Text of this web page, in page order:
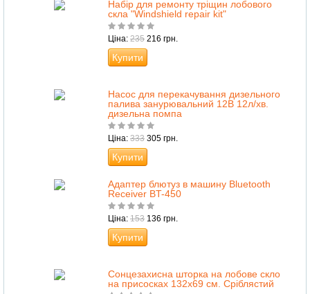
Набір для ремонту тріщин лобового
скла "Windshield repair kit"
Ціна: 235 216 грн.
Купити
Насос для перекачування дизельного
палива занурювальний 12В 12л/хв.
дизельна помпа
Ціна: 333 305 грн.
Купити
Адаптер блютуз в машину Bluetooth
Receiver BT-450
Ціна: 153 136 грн.
Купити
Сонцезахисна шторка на лобове скло
на присосках 132х69 см. Сріблястий